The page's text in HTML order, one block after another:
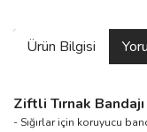
Ürün Bilgisi
Ziftli Tırnak
- Sığırlar için koruyucu